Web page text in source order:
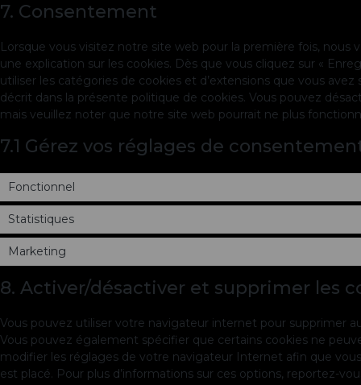
7. Consentement
Lorsque vous visitez notre site web pour la première fois,
une explication sur les cookies. Dès que vous cliquez sur «
utiliser les catégories de cookies et d’extensions que vous
décrit dans la présente politique de cookies. Vous pouvez
mais veuillez noter que notre site web pourrait ne plus
7.1 Gérez vos réglages de
Fonctionnel
Statistiques
Marketing
8. Activer/désactiver et supprimer les
Vous pouvez utiliser votre navigateur internet pour supprimer
Vous pouvez également spécifier que certains cookies ne
modifier les réglages de votre navigateur Internet afin que
est placé. Pour plus d’informations sur ces options, reportez-